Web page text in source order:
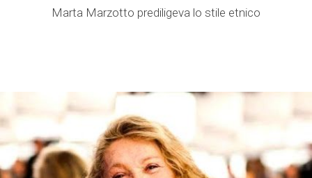
Marta Marzotto prediligeva lo stile etnico